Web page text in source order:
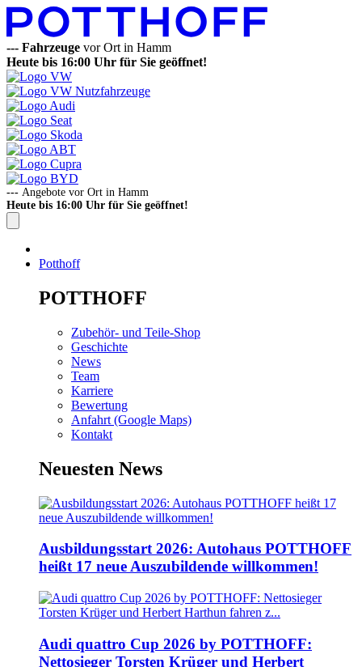
--- Fahrzeuge vor Ort in Hamm
Heute bis 16:00 Uhr für Sie geöffnet!
--- Angebote vor Ort in Hamm
Heute bis 16:00 Uhr für Sie geöffnet!
Potthoff
POTTHOFF
Zubehör- und Teile-Shop
Geschichte
News
Team
Karriere
Bewertung
Anfahrt (Google Maps)
Kontakt
Neuesten News
Ausbildungsstart 2026: Autohaus POTTHOFF
heißt 17 neue Auszubildende willkommen!
Audi quattro Cup 2026 by POTTHOFF:
Nettosieger Torsten Krüger und Herbert